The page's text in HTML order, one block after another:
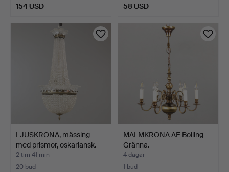
154 USD 58 USD
LJUSKRONA, mässing
med prismor, oskariansk.
2 tim 41 min
20 bud
MALMKRONA AE Bolling
Gränna.
4 dagar
1 bud